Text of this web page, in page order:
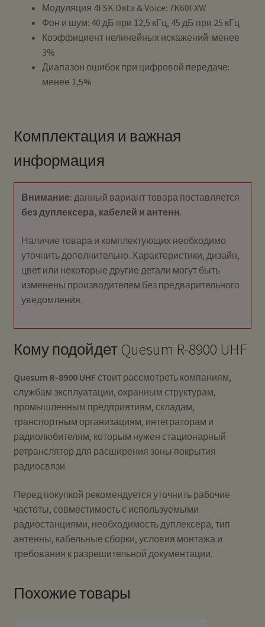
Модуляция 4FSK Data & Voice: 7K60FXW
Фон и шум: 40 дБ при 12,5 кГц, 45 дБ при 25 кГц
Коэффициент нелинейных искажений: менее
3%
Диапазон ошибок при цифровой передаче:
менее 1,5%
Комплектация и важная
информация
Внимание: данный вариант товара поставляется
без дуплексера, кабелей и антенн.
Наличие товара и комплектующих необходимо
уточнить дополнительно. Характеристики, дизайн,
цвет или некоторые другие детали могут быть
изменены производителем без предварительного
уведомления.
Кому подойдет Quesum R-8900 UHF
Quesum R-8900 UHFстоит рассмотреть компаниям,
службам эксплуатации, охранным структурам,
промышленным предприятиям, складам,
транспортным организациям, интеграторам и
радиолюбителям, которым нужен стационарный
ретранслятор для расширения зоны покрытия
радиосвязи.
Перед покупкой рекомендуется уточнить рабочие
частоты, совместимость с используемыми
радиостанциями, необходимость дуплексера, тип
антенны, кабельные сборки, условия монтажа и
требования к разрешительной документации.
Похожие товары